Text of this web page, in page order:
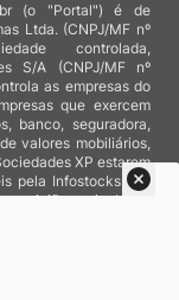
(o "Portal") é de
Ltda. (CNPJ/MF nº
controlada,
S/A (CNPJ/MF nº
as empresas do
que exercem
banco, seguradora,
valores mobiliários,
XP estarem
pela Infostocks são
opiniões veiculadas